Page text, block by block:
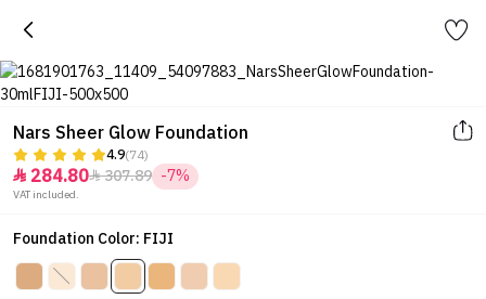
Nars Sheer Glow Foundation
4.9(74)
 284.80307.89 -7%
VAT included.
Foundation Color: FIJI